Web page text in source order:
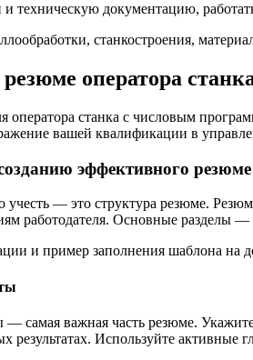
техническую документацию,
станкостроения,
оператора
оператора станка с числовым
вашей квалификации в
эффективного резюме
учесть — это структура резюме.
работодателя. Основные разделы
и пример заполнения шаблона на
— самая важная часть резюме.
результатах. Используйте